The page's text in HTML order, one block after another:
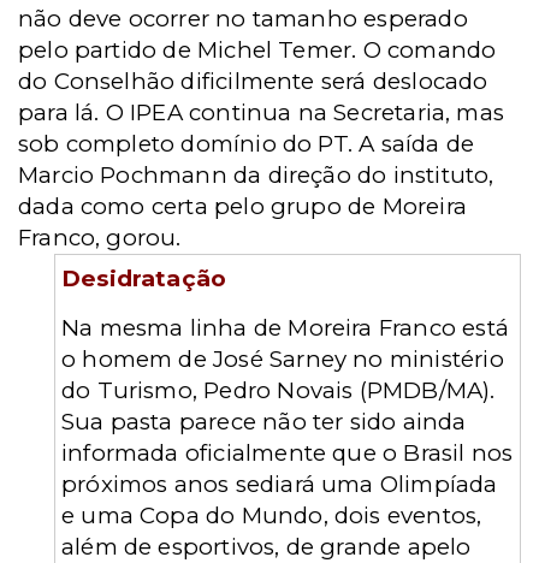
não deve ocorrer no tamanho esperado
pelo partido de Michel Temer. O comando
do Conselhão dificilmente será deslocado
para lá. O IPEA continua na Secretaria, mas
sob completo domínio do PT. A saída de
Marcio Pochmann da direção do instituto,
dada como certa pelo grupo de Moreira
Franco, gorou.
Desidratação
Na mesma linha de Moreira Franco está
o homem de José Sarney no ministério
do Turismo, Pedro Novais (PMDB/MA).
Sua pasta parece não ter sido ainda
informada oficialmente que o Brasil nos
próximos anos sediará uma Olimpíada
e uma Copa do Mundo, dois eventos,
além de esportivos, de grande apelo